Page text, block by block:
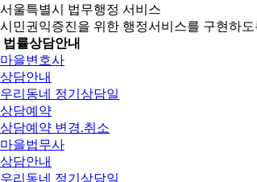
서울특별시 법무행정 서비스
시민권익증진을 위한 행정서비스를 구현하
법률상담안내
마을변호사
상담안내
우리동네 정기상담일
상담예약
상담예약 변경.취소
마을법무사
상담안내
우리동네 정기상담일